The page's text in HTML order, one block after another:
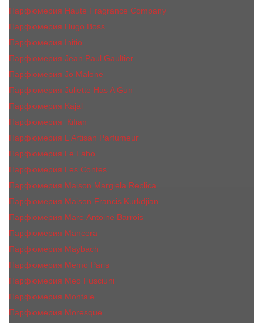
Парфюмерия Haute Fragrance Company
Парфюмерия Hugo Boss
Парфюмерия Initio
Парфюмерия Jean Paul Gaultier
Парфюмерия Jо Malоnе
Парфюмерия Juliette Has A Gun
Парфюмерия Kajal
Парфюмерия_КiIiаn
Парфюмерия L'Artisan Parfumeur
Парфюмерия Le Labo
Парфюмерия Les Contes
Парфюмерия Maison Margiela Replica
Парфюмерия Maison Francis Kurkdjian
Парфюмерия Marc-Antoine Barrois
Парфюмерия Mancera
Парфюмерия Maybach
Парфюмерия Memo Paris
Парфюмерия Meo Fusciuni
Парфюмерия Montale
Парфюмерия Moresque